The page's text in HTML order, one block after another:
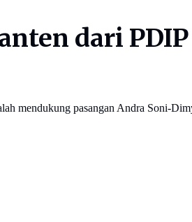
dari
mendukung pasangan Andra Soni-